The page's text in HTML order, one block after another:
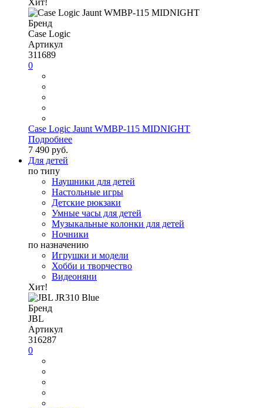
Хит!
Бренд
Case Logic
Артикул
311689
0
Case Logic Jaunt WMBP-115 MIDNIGHT
Подробнее
7 490 руб.
Для детей
по типу
Наушники для детей
Настольные игры
Детские рюкзаки
Умные часы для детей
Музыкальные колонки для детей
Ночники
по назначению
Игрушки и модели
Хобби и творчество
Видеоняни
Хит!
Бренд
JBL
Артикул
316287
0